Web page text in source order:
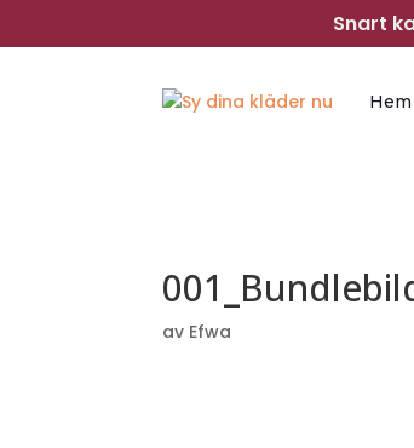
Snart
Hem
av Efwa